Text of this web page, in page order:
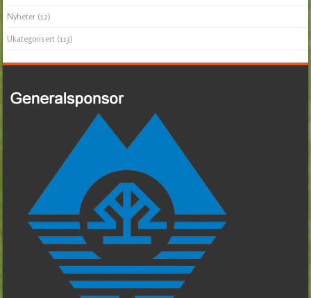
Nyheter (12)
Ukategorisert (113)